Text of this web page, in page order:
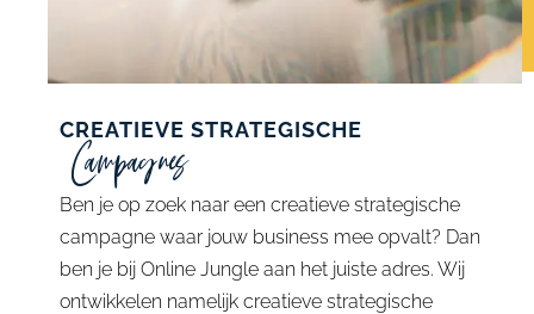
CREATIEVE STRATEGISCHE
Campagnes
Ben je op zoek naar een creatieve strategische
campagne waar jouw business mee opvalt? Dan
ben je bij Online Jungle aan het juiste adres. Wij
ontwikkelen namelijk creatieve strategische